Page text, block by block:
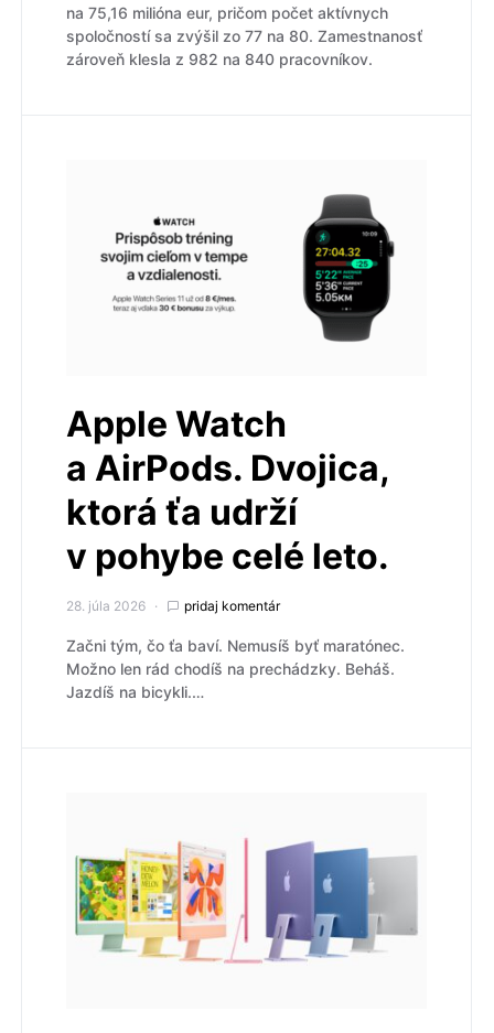
na 75,16 milióna eur, pričom počet aktívnych
spoločností sa zvýšil zo 77 na 80. Zamestnanosť
zároveň klesla z 982 na 840 pracovníkov.
Apple Watch
a AirPods. Dvojica,
ktorá ťa udrží
v pohybe celé leto.
28. júla 2026 pridaj komentár
Začni tým, čo ťa baví. Nemusíš byť maratónec.
Možno len rád chodíš na prechádzky. Beháš.
Jazdíš na bicykli.…